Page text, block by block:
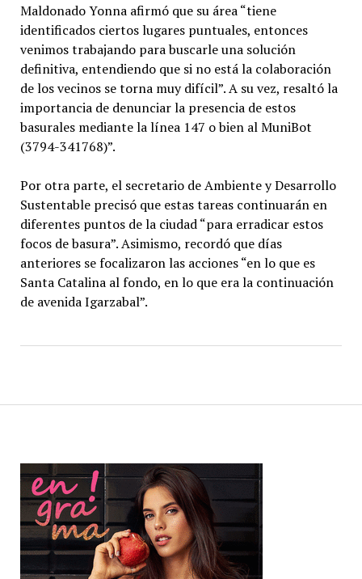
Maldonado Yonna afirmó que su área “tiene
identificados ciertos lugares puntuales, entonces
venimos trabajando para buscarle una solución
definitiva, entendiendo que si no está la colaboración
de los vecinos se torna muy difícil”. A su vez, resaltó la
importancia de denunciar la presencia de estos
basurales mediante la línea 147 o bien al MuniBot
(3794-341768)”.
Por otra parte, el secretario de Ambiente y Desarrollo
Sustentable precisó que estas tareas continuarán en
diferentes puntos de la ciudad “para erradicar estos
focos de basura”. Asimismo, recordó que días
anteriores se focalizaron las acciones “en lo que es
Santa Catalina al fondo, en lo que era la continuación
de avenida Igarzabal”.